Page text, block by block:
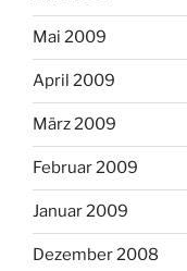
Mai 2009
April 2009
März 2009
Februar 2009
Januar 2009
Dezember 2008